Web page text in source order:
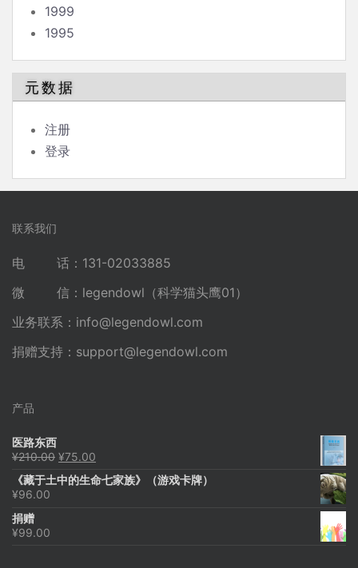
1999
1995
元数据
注册
登录
联系我们
电 话：131-02033885
微 信：legendowl（科学猫头鹰01）
业务联系： info@legendowl.com
捐赠支持： support@legendowl.com
产品
医路东西
¥210.00 原
为：
¥75.00
价
《藏于土中的生命七家族》（游戏卡牌）
¥96.00
捐赠
¥99.00